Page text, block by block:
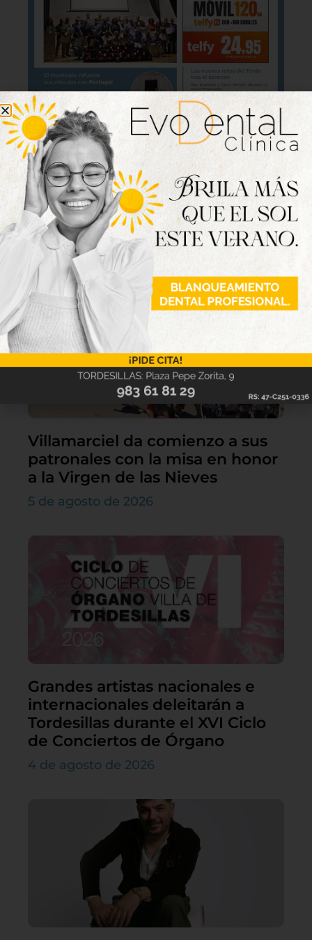
Lo último
Villamarciel da comienzo a sus
patronales con la misa en honor
a la Virgen de las Nieves
5 de agosto de 2026
Grandes artistas nacionales e
internacionales deleitarán a
Tordesillas durante el XVI Ciclo
de Conciertos de Órgano
4 de agosto de 2026